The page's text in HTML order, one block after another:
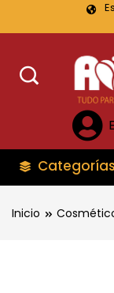
Categorías
Inicio